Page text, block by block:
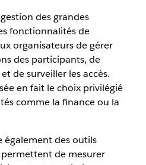
des grandes
fonctionnalités de
organisateurs de gérer
des participants, de
de surveiller les accès.
en fait le choix privilégié
comme la finance ou la
également des outils
permettent de mesurer